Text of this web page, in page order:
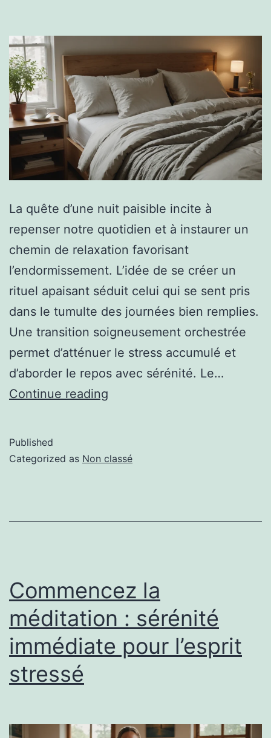
La quête d’une nuit paisible incite à
repenser notre quotidien et à instaurer un
chemin de relaxation favorisant
l’endormissement. L’idée de se créer un
rituel apaisant séduit celui qui se sent pris
dans le tumulte des journées bien remplies.
Une transition soigneusement orchestrée
permet d’atténuer le stress accumulé et
d’aborder le repos avec sérénité. Le…
Continue reading
Published
Categorized as Non classé
Commencez la
méditation : sérénité
immédiate pour l’esprit
stressé